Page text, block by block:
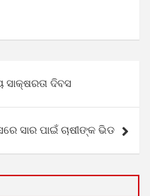
ସାକ୍ଷରତା ଦିବସ
ସାର ପାଇଁ ଚାଷୀଙ୍କ ଭିଡ